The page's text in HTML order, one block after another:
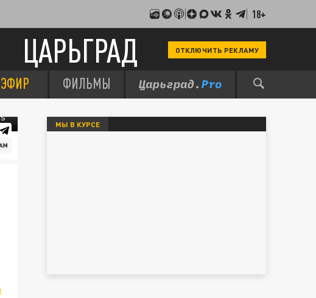
18+
ЦАРЬГРАД ОТКЛЮЧИТЬ РЕКЛАМУ
ЭФИР ФИЛЬМЫ
МЫ В КУРСЕ